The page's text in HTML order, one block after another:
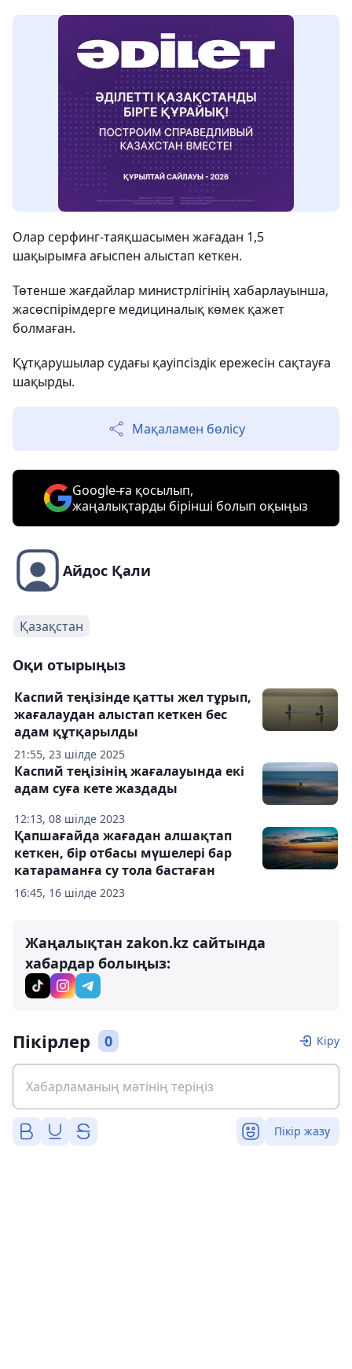
Олар серфинг-таяқшасымен жағадан 1,5
шақырымға ағыспен алыстап кеткен.
Төтенше жағдайлар министрлігінің хабарлауынша,
жасөспірімдерге медициналық көмек қажет
болмаған.
Құтқарушылар судағы қауіпсіздік ережесін сақтауға
шақырды.
Мақаламен бөлісу
Google-ға қосылып,
жаңалықтарды бірінші болып оқыңыз
Айдос Қали
Қазақстан
Оқи отырыңыз
21:55, 23 шілде 2025
Каспий теңізінде қатты жел тұрып,
жағалаудан алыстап кеткен бес
адам құтқарылды
12:13, 08 шілде 2023
Каспий теңізінің жағалауында екі
адам суға кете жаздады
16:45, 16 шілде 2023
Қапшағайда жағадан алшақтап
кеткен, бір отбасы мүшелері бар
катараманға су тола бастаған
Жаңалықтан zakon.kz сайтында
хабардар болыңыз:
Пікірлер 0 Кіру
Пікір жазу